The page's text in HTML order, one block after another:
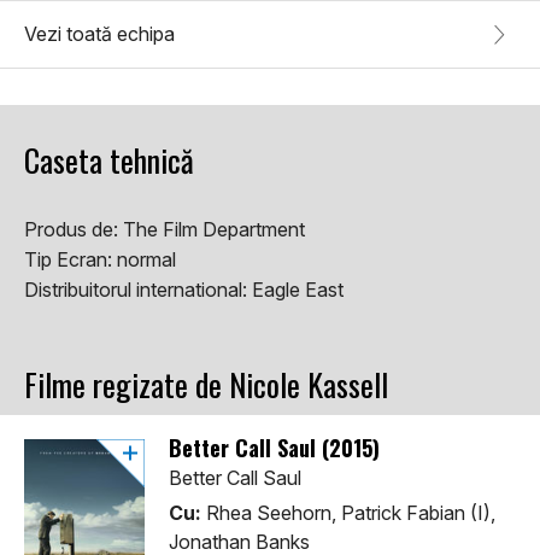
Vezi toată echipa
Caseta tehnică
Produs de: The Film Department
Tip Ecran: normal
Distribuitorul international: Eagle East
Filme regizate de Nicole Kassell
Better Call Saul (2015)
Better Call Saul
Cu: Rhea Seehorn, Patrick Fabian (I),
Jonathan Banks